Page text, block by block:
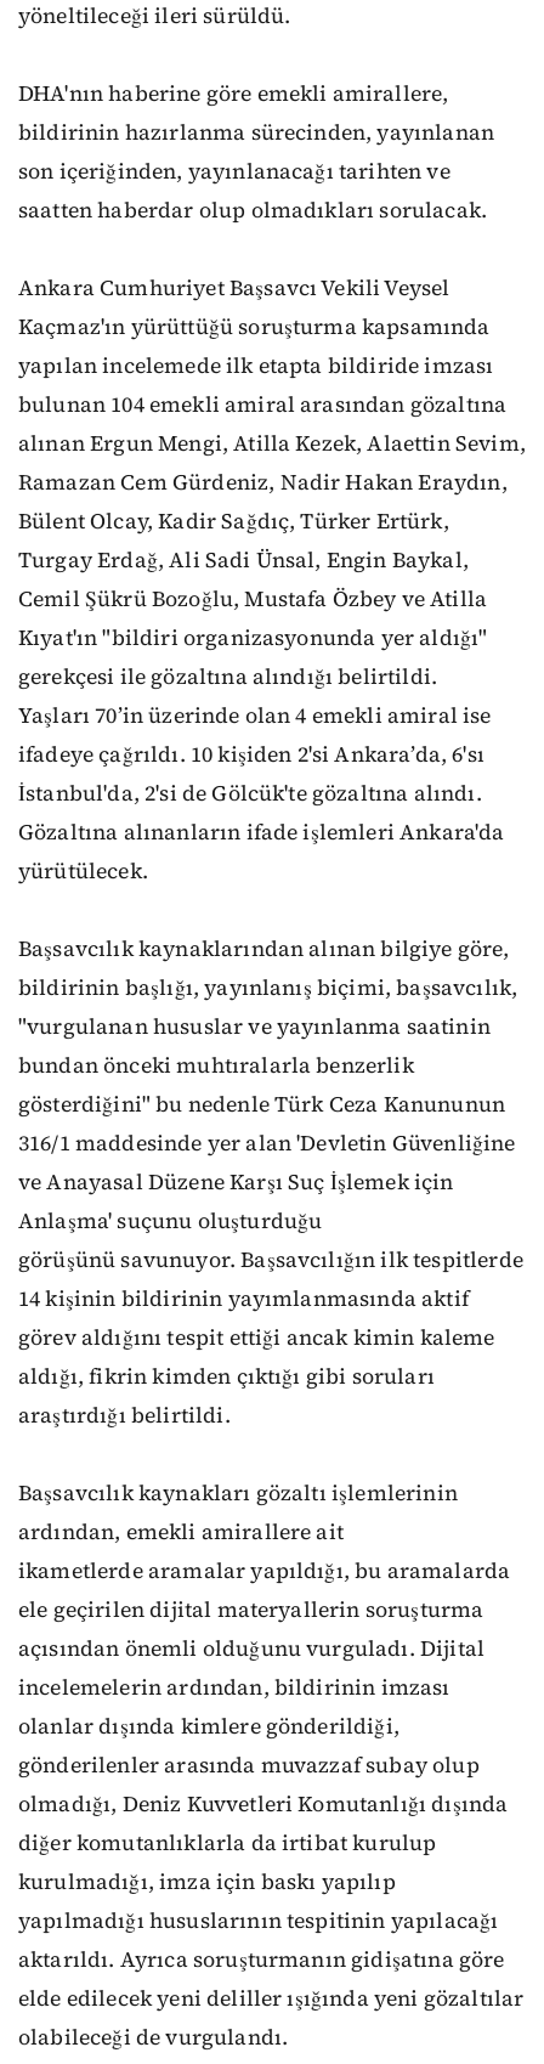
yöneltileceği ileri sürüldü.
DHA'nın haberine göre emekli amirallere,
bildirinin hazırlanma sürecinden, yayınlanan
son içeriğinden, yayınlanacağı tarihten ve
saatten haberdar olup olmadıkları sorulacak.
Ankara Cumhuriyet Başsavcı Vekili Veysel
Kaçmaz'ın yürüttüğü soruşturma kapsamında
yapılan incelemede ilk etapta bildiride imzası
bulunan 104 emekli amiral arasından gözaltına
alınan Ergun Mengi, Atilla Kezek, Alaettin Sevim,
Ramazan Cem Gürdeniz, Nadir Hakan Eraydın,
Bülent Olcay, Kadir Sağdıç, Türker Ertürk,
Turgay Erdağ, Ali Sadi Ünsal, Engin Baykal,
Cemil Şükrü Bozoğlu, Mustafa Özbey ve Atilla
Kıyat'ın "bildiri organizasyonunda yer aldığı"
gerekçesi ile gözaltına alındığı belirtildi.
Yaşları 70’in üzerinde olan 4 emekli amiral ise
ifadeye çağrıldı. 10 kişiden 2'si Ankara’da, 6'sı
İstanbul'da, 2'si de Gölcük'te gözaltına alındı.
Gözaltına alınanların ifade işlemleri Ankara'da
yürütülecek.
Başsavcılık kaynaklarından alınan bilgiye göre,
bildirinin başlığı, yayınlanış biçimi, başsavcılık,
"vurgulanan hususlar ve yayınlanma saatinin
bundan önceki muhtıralarla benzerlik
gösterdiğini" bu nedenle Türk Ceza Kanununun
316/1 maddesinde yer alan 'Devletin Güvenliğine
ve Anayasal Düzene Karşı Suç İşlemek için
Anlaşma' suçunu oluşturduğu
görüşünü savunuyor. Başsavcılığın ilk tespitlerde
14 kişinin bildirinin yayımlanmasında aktif
görev aldığını tespit ettiği ancak kimin kaleme
aldığı, fikrin kimden çıktığı gibi soruları
araştırdığı belirtildi.
Başsavcılık kaynakları gözaltı işlemlerinin
ardından, emekli amirallere ait
ikametlerde aramalar yapıldığı, bu aramalarda
ele geçirilen dijital materyallerin soruşturma
açısından önemli olduğunu vurguladı. Dijital
incelemelerin ardından, bildirinin imzası
olanlar dışında kimlere gönderildiği,
gönderilenler arasında muvazzaf subay olup
olmadığı, Deniz Kuvvetleri Komutanlığı dışında
diğer komutanlıklarla da irtibat kurulup
kurulmadığı, imza için baskı yapılıp
yapılmadığı hususlarının tespitinin yapılacağı
aktarıldı. Ayrıca soruşturmanın gidişatına göre
elde edilecek yeni deliller ışığında yeni gözaltılar
olabileceği de vurgulandı.